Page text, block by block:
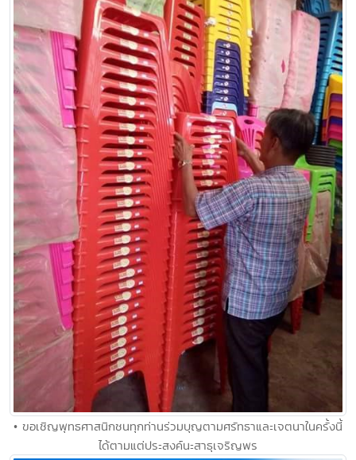
• ขอเชิญพุทธศาสนิกชนทุกท่านร่วมบุญตามศรัทธาและเจตนาในครั้งนี้
ได้ตามแต่ประสงค์นะสาธุเจริญพร